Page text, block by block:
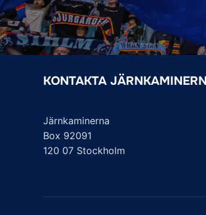
KONTAKTA
Järnkaminerna
Box 92091
120 07 Stockholm